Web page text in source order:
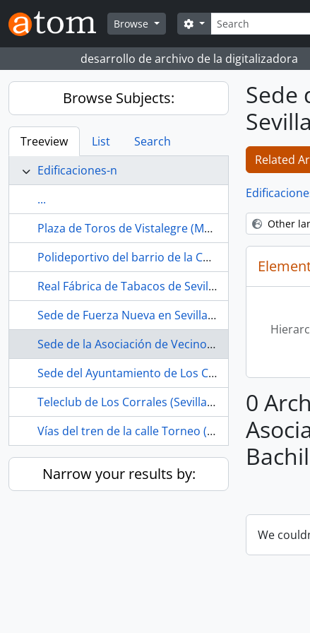
Skip to main content
Browse
Search
Search options
desarrollo de archivo de la digitalizadora
Browse Subjects:
Treeview List
Search
Edificaciones-n
...
Plaza de Toros de Vistalegre (Madrid, España)
Polideportivo del barrio de la Concepción (Madrid, España)
Real Fábrica de Tabacos de Sevilla (España, 1978-)
Sede de Fuerza Nueva en Sevilla (España, -1979)
Sede de la Asociación de Vecinos Estrella Andaluza (La Bachillera, Sevilla, España, 1979-)
Sede del Ayuntamiento de Los Corrales (Sevilla, España)
Teleclub de Los Corrales (Sevilla, España, 1968-ca.1975)
Vías del tren de la calle Torneo (Sevilla, España, ca.1856 -1990)
Narrow your results by:
Sede
Related
Other
0
We